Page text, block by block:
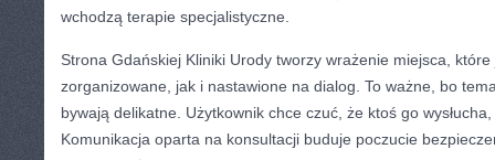
wchodzą terapie specjalistyczne.
Strona Gdańskiej Kliniki Urody tworzy wrażenie miejsca,
zorganizowane, jak i nastawione na dialog. To ważne, bo
bywają delikatne. Użytkownik chce czuć, że ktoś go
Komunikacja oparta na konsultacji buduje poczucie